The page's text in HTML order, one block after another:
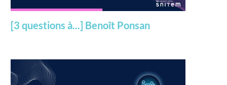
[3 questions à...] Benoît Ponsan